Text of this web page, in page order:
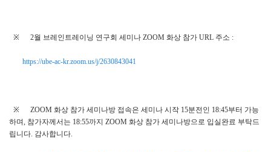
※ 2월 브레인트레이닝 연구회 세미나 ZOOM 화상 참가 URL 주소 :
https://ube-ac-kr.zoom.us/j/2630843041
※ ZOOM 화상 참가 세미나방 접속은 세미나 시작 15분전인 18:45부터 가능
하며, 참가자께서는 18:55까지 ZOOM 화상 참가 세미나방으로 입실완료 부탁드
립니다. 감사합니다.